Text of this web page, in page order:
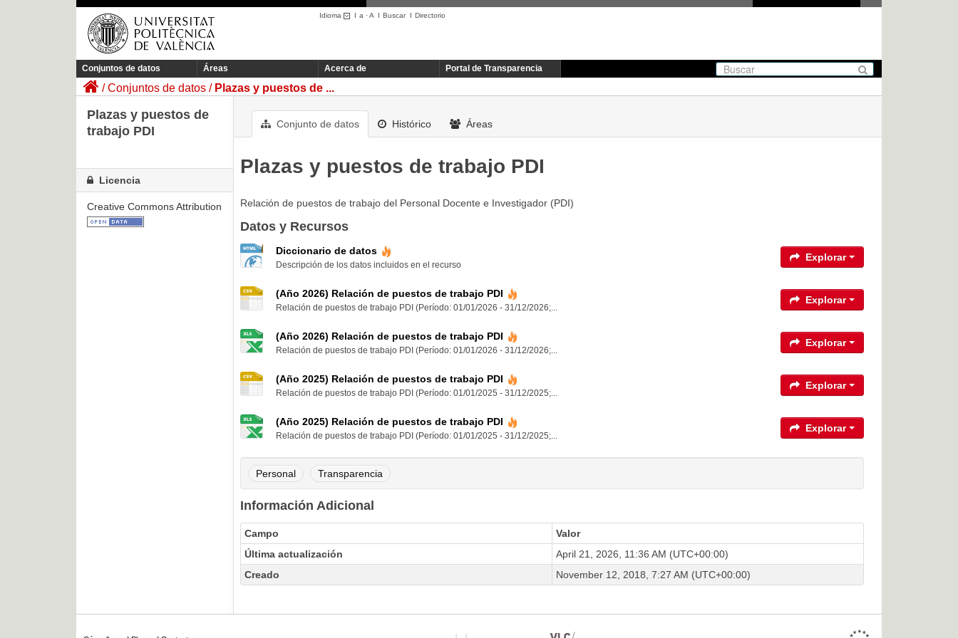
Idioma I a ·A I BuscarI Directorio
Conjuntos de datos Áreas Acerca de Portal de Transparencia
Conjuntos de datos Plazas y puestos de ...
Conjunto de datos Histórico Áreas
Plazas y puestos de trabajo PDI
Relación de puestos de trabajo del Personal Docente e Investigador (PDI)
Datos y Recursos
Diccionario de datos
Descripción de los datos incluidos en el recurso
Explorar
(Año 2026) Relación de puestos de trabajo PDI
Relación de puestos de trabajo PDI (Período: 01/01/2026 - 31/12/2026;...
Explorar
(Año 2026) Relación de puestos de trabajo PDI
Relación de puestos de trabajo PDI (Período: 01/01/2026 - 31/12/2026;...
Explorar
(Año 2025) Relación de puestos de trabajo PDI
Relación de puestos de trabajo PDI (Período: 01/01/2025 - 31/12/2025;...
Explorar
(Año 2025) Relación de puestos de trabajo PDI
Relación de puestos de trabajo PDI (Período: 01/01/2025 - 31/12/2025;...
Explorar
Personal Transparencia
Información Adicional
Campo
Valor
Última actualización
April 21, 2026, 11:36 AM (UTC+00:00)
Creado
November 12, 2018, 7:27 AM (UTC+00:00)
Plazas y puestos de
trabajo PDI
Licencia
Creative Commons Attribution